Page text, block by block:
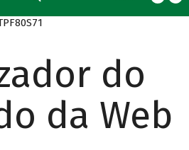
do
da Web